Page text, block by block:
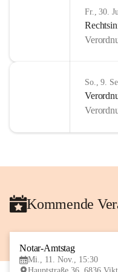
Fr., 30.
So., 9.
Kommende
Notar-Amtstag
Mi., 11. Nov., 15:30